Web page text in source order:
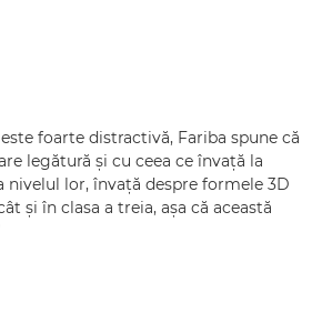
foarte distractivă, Fariba spune că
legătură şi cu ceea ce învaţă la
nivelul lor, învaţă despre formele 3D
şi în clasa a treia, aşa că această